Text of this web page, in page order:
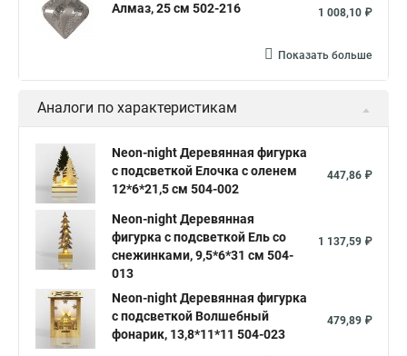
Алмаз, 25 см 502-216
1 008,10 ₽
Показать больше
Аналоги по характеристикам
Neon-night Деревянная фигурка
с подсветкой Елочка с оленем
12*6*21,5 см 504-002
447,86 ₽
Neon-night Деревянная
фигурка с подсветкой Ель со
снежинками, 9,5*6*31 см 504-
013
1 137,59 ₽
Neon-night Деревянная фигурка
с подсветкой Волшебный
фонарик, 13,8*11*11 504-023
479,89 ₽